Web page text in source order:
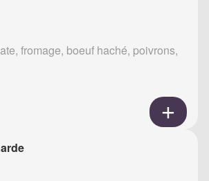
fromage, boeuf haché, poivrons,